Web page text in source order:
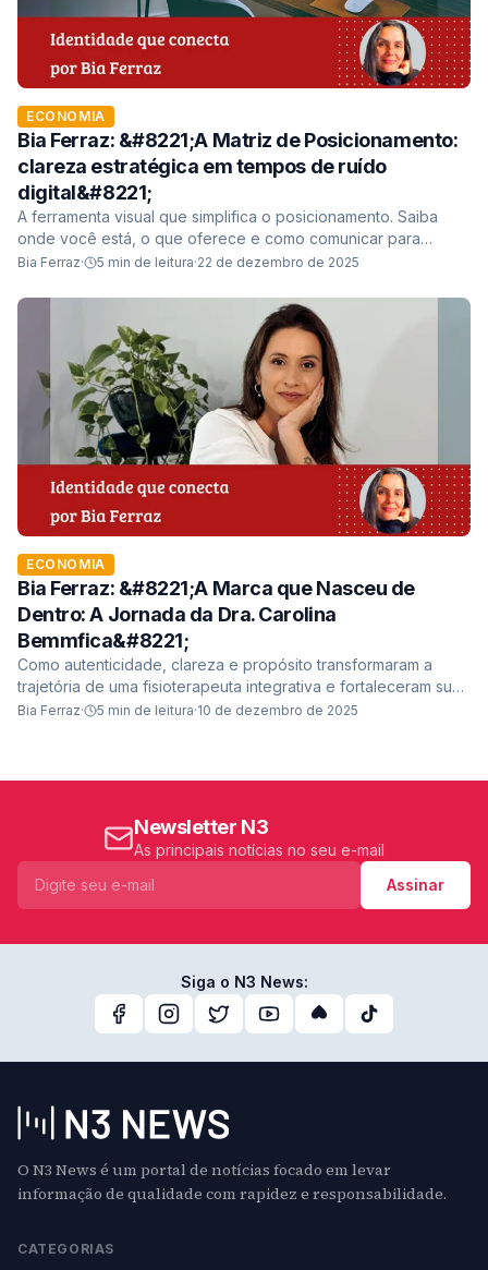
ECONOMIA
Bia Ferraz: &#8221;A Matriz de Posicionamento:
clareza estratégica em tempos de ruído
digital&#8221;
A ferramenta visual que simplifica o posicionamento. Saiba
onde você está, o que oferece e como comunicar para
vender mais, do básico ao luxo
Bia Ferraz· 5 min de leitura·22 de dezembro de 2025
ECONOMIA
Bia Ferraz: &#8221;A Marca que Nasceu de
Dentro: A Jornada da Dra. Carolina
Bemmfica&#8221;
Como autenticidade, clareza e propósito transformaram a
trajetória de uma fisioterapeuta integrativa e fortaleceram sua
marca pessoal ao longo dos anos
Bia Ferraz· 5 min de leitura·10 de dezembro de 2025
Newsletter N3
As principais notícias no seu e-mail
Assinar
Siga o N3 News:
O N3 News é um portal de notícias focado em levar
informação de qualidade com rapidez e responsabilidade.
CATEGORIAS